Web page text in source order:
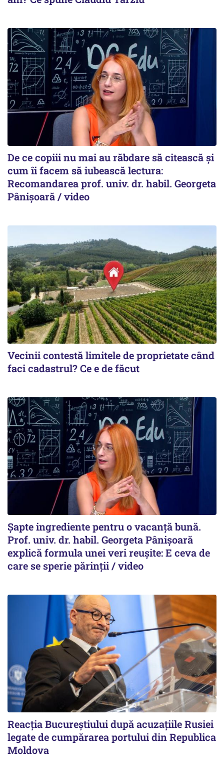
De ce copiii nu mai au răbdare să citească și
cum îi facem să iubească lectura:
Recomandarea prof. univ. dr. habil. Georgeta
Pânișoară / video
Vecinii contestă limitele de proprietate când
faci cadastrul? Ce e de făcut
Șapte ingrediente pentru o vacanță bună.
Prof. univ. dr. habil. Georgeta Pânișoară
explică formula unei veri reușite: E ceva de
care se sperie părinții / video
Reacția Bucureștiului după acuzațiile Rusiei
legate de cumpărarea portului din Republica
Moldova